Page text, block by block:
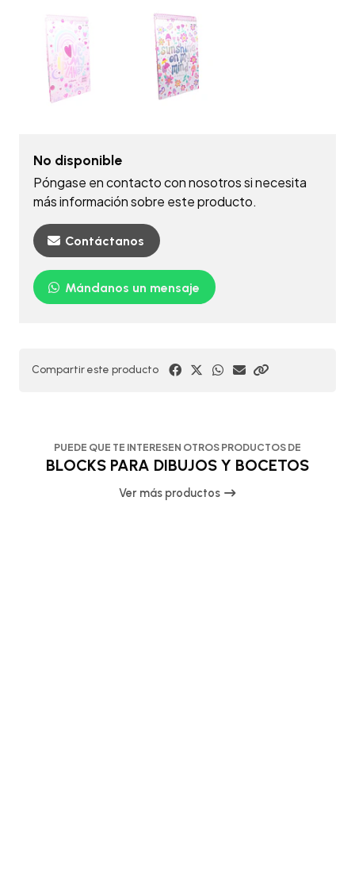
No disponible
Póngase en contacto con nosotros si necesita
más información sobre este producto.
Contáctanos
Mándanos un mensaje
Compartir este producto
PUEDE QUE TE INTERESEN OTROS PRODUCTOS DE
BLOCKS PARA DIBUJOS Y BOCETOS
Ver más productos